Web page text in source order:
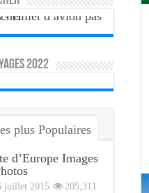
2022
plus Populaires
d’Europe Images
juillet 2015 205,311